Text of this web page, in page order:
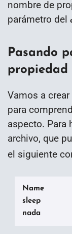
nombre de
parámetro del
Pasando
propiedad
Vamos a
para
aspecto. Para
archivo, que
el siguiente
Name
sleep
nada